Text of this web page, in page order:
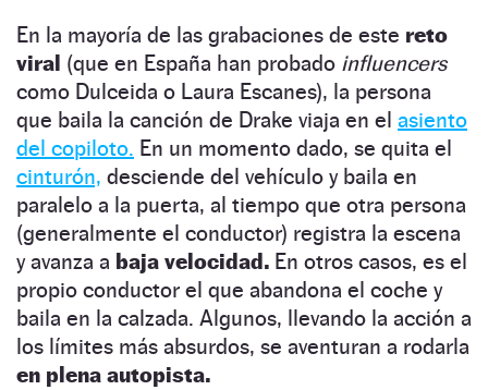
En la mayoría de las grabaciones de este reto
viral (que en España han probado influencers
como Dulceida o Laura Escanes), la persona
que baila la canción de Drake viaja en el asiento
del copiloto. En un momento dado, se quita el
cinturón, desciende del vehículo y baila en
paralelo a la puerta, al tiempo que otra persona
(generalmente el conductor) registra la escena
y avanza a baja velocidad. En otros casos, es el
propio conductor el que abandona el coche y
baila en la calzada. Algunos, llevando la acción a
los límites más absurdos, se aventuran a rodarla
en plena autopista.